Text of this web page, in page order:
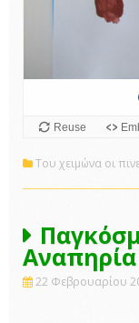
Του χειμώνα οι
Αναπηρία
22 Φεβρουαρίου